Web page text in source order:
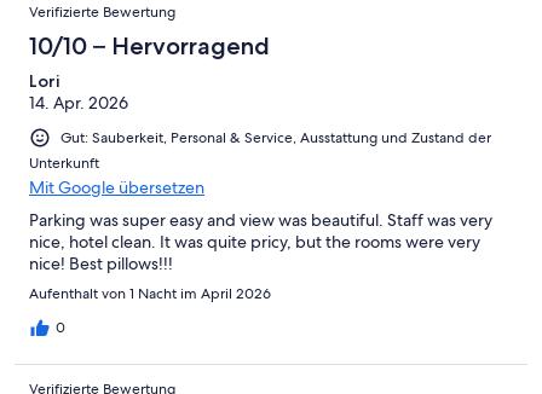
Verifizierte Bewertung
10/10 – Hervorragend
Lori
14. Apr. 2026
Gut: Sauberkeit, Personal & Service, Ausstattung und Zustand der
Unterkunft
Mit Google übersetzen
Parking was super easy and view was beautiful. Staff was very
nice, hotel clean. It was quite pricy, but the rooms were very
nice! Best pillows!!!
Aufenthalt von 1 Nacht im April 2026
0
Verifizierte Bewertung